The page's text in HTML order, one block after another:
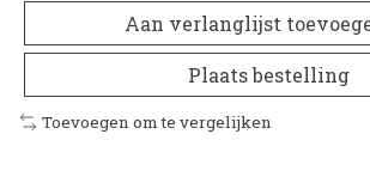
Aan verlanglijst
Plaats bestelling
Toevoegen om te vergelijken